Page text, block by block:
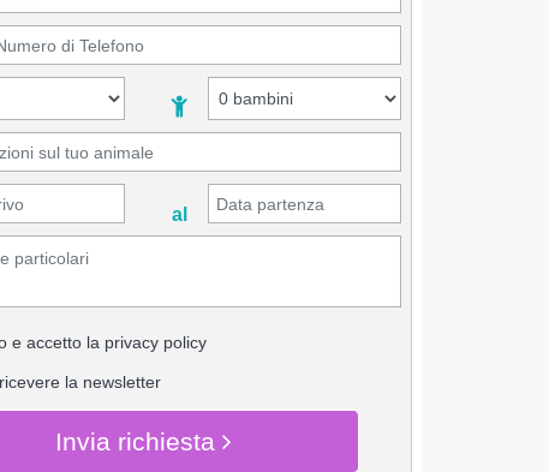
al
e accetto la privacy policy
la newsletter
Invia richiesta